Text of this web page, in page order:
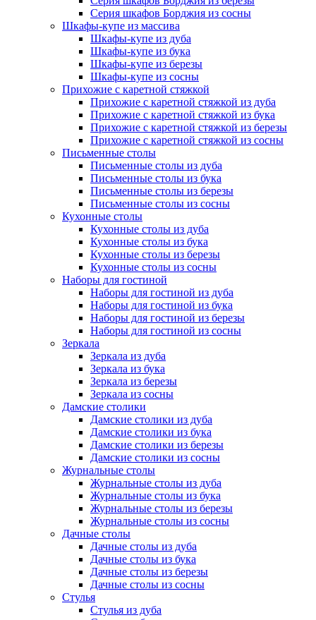
Серия шкафов Борджия из сосны
Шкафы-купе из массива
Шкафы-купе из дуба
Шкафы-купе из бука
Шкафы-купе из березы
Шкафы-купе из сосны
Прихожие с каретной стяжкой
Прихожие с каретной стяжкой из дуба
Прихожие с каретной стяжкой из бука
Прихожие с каретной стяжкой из березы
Прихожие с каретной стяжкой из сосны
Письменные столы
Письменные столы из дуба
Письменные столы из бука
Письменные столы из березы
Письменные столы из сосны
Кухонные столы
Кухонные столы из дуба
Кухонные столы из бука
Кухонные столы из березы
Кухонные столы из сосны
Наборы для гостиной
Наборы для гостиной из дуба
Наборы для гостиной из бука
Наборы для гостиной из березы
Наборы для гостиной из сосны
Зеркала
Зеркала из дуба
Зеркала из бука
Зеркала из березы
Зеркала из сосны
Дамские столики
Дамские столики из дуба
Дамские столики из бука
Дамские столики из березы
Дамские столики из сосны
Журнальные столы
Журнальные столы из дуба
Журнальные столы из бука
Журнальные столы из березы
Журнальные столы из сосны
Дачные столы
Дачные столы из дуба
Дачные столы из бука
Дачные столы из березы
Дачные столы из сосны
Стулья
Стулья из дуба